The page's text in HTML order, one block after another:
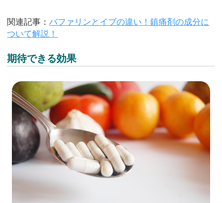
関連記事：バファリンとイブの違い！鎮痛剤の成分に
ついて解説！
期待できる効果